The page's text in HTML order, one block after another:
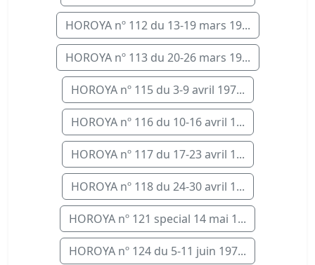
HOROYA nº 112 du 13-19 mars 19...
HOROYA nº 113 du 20-26 mars 19...
HOROYA nº 115 du 3-9 avril 197...
HOROYA nº 116 du 10-16 avril 1...
HOROYA nº 117 du 17-23 avril 1...
HOROYA nº 118 du 24-30 avril 1...
HOROYA nº 121 special 14 mai 1...
HOROYA nº 124 du 5-11 juin 197...